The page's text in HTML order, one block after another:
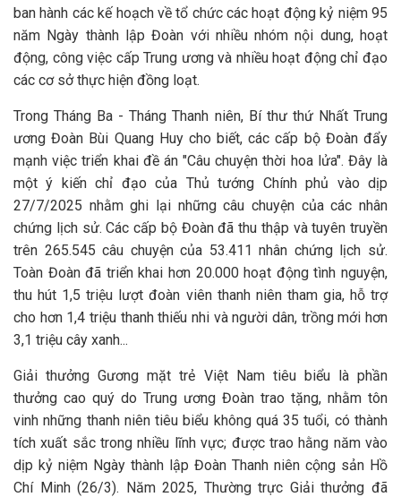
ban hành các kế hoạch về tổ chức các hoạt động kỷ niệm 95
năm Ngày thành lập Đoàn với nhiều nhóm nội dung, hoạt
động, công việc cấp Trung ương và nhiều hoạt động chỉ đạo
các cơ sở thực hiện đồng loạt.
Trong Tháng Ba - Tháng Thanh niên, Bí thư thứ Nhất Trung
ương Đoàn Bùi Quang Huy cho biết, các cấp bộ Đoàn đẩy
mạnh việc triển khai đề án "Câu chuyện thời hoa lửa". Đây là
một ý kiến chỉ đạo của Thủ tướng Chính phủ vào dịp
27/7/2025 nhằm ghi lại những câu chuyện của các nhân
chứng lịch sử. Các cấp bộ Đoàn đã thu thập và tuyên truyền
trên 265.545 câu chuyện của 53.411 nhân chứng lịch sử.
Toàn Đoàn đã triển khai hơn 20.000 hoạt động tình nguyện,
thu hút 1,5 triệu lượt đoàn viên thanh niên tham gia, hỗ trợ
cho hơn 1,4 triệu thanh thiếu nhi và người dân, trồng mới hơn
3,1 triệu cây xanh...
Giải thưởng Gương mặt trẻ Việt Nam tiêu biểu là phần
thưởng cao quý do Trung ương Đoàn trao tặng, nhằm tôn
vinh những thanh niên tiêu biểu không quá 35 tuổi, có thành
tích xuất sắc trong nhiều lĩnh vực; được trao hằng năm vào
dịp kỷ niệm Ngày thành lập Đoàn Thanh niên cộng sản Hồ
Chí Minh (26/3). Năm 2025, Thường trực Giải thưởng đã